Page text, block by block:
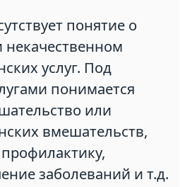
понятие о
некачественном
услуг. Под
понимается
или
вмешательств,
заболеваний и т.д.